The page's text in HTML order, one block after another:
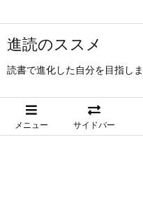
進読のススメ
読書で進化した自分を目指し
メニュー サイドバー